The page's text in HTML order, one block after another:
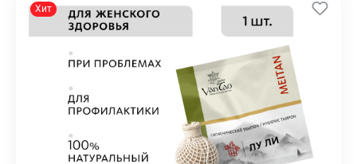
Хит